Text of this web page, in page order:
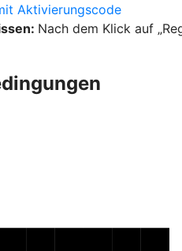
Aktivierungscode
Nach dem Klick auf